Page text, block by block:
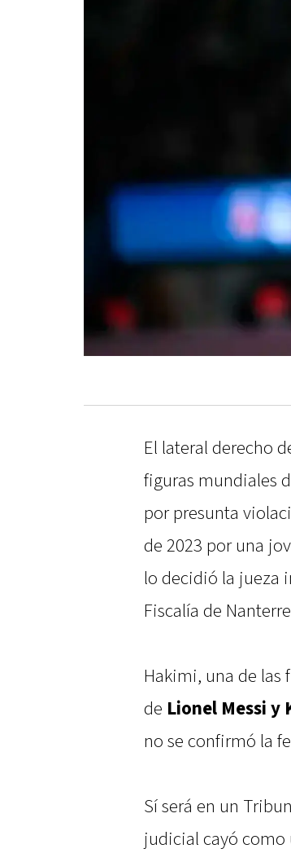
El lateral derecho
figuras mundiales
por presunta
de 2023 por una
lo decidió la jueza
Fiscalía de
Hakimi, una de las
de Lionel Messi y
no se confirmó la
Sí será en un
judicial cayó